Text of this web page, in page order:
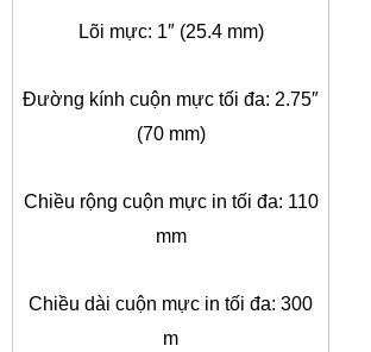
Lõi mực: 1″ (25.4 mm)
Đường kính cuộn mực tối đa: 2.75″
(70 mm)
Chiều rộng cuộn mực in tối đa: 110
mm
Chiều dài cuộn mực in tối đa: 300
m